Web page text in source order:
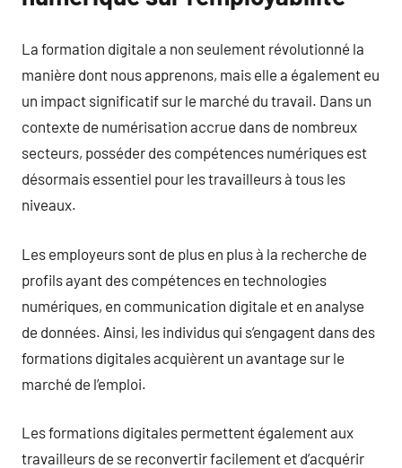
La formation digitale a non seulement révolutionné la
manière dont nous apprenons, mais elle a également eu
un impact significatif sur le marché du travail. Dans un
contexte de numérisation accrue dans de nombreux
secteurs, posséder des compétences numériques est
désormais essentiel pour les travailleurs à tous les
niveaux.
Les employeurs sont de plus en plus à la recherche de
profils ayant des compétences en technologies
numériques, en communication digitale et en analyse
de données. Ainsi, les individus qui s’engagent dans des
formations digitales acquièrent un avantage sur le
marché de l’emploi.
Les formations digitales permettent également aux
travailleurs de se reconvertir facilement et d’acquérir